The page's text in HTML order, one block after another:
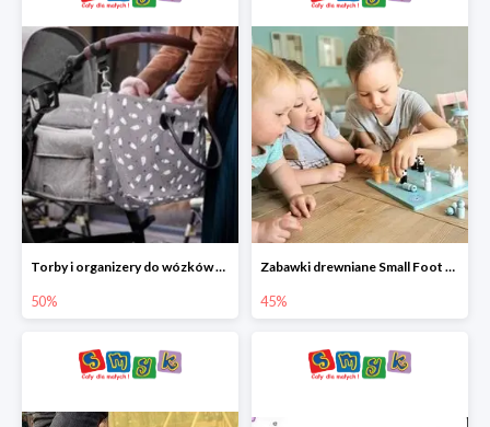
Torby i organizery do wózków w Smyku do -50%
50%
Zabawki drewniane Small Foot do -45%
45%